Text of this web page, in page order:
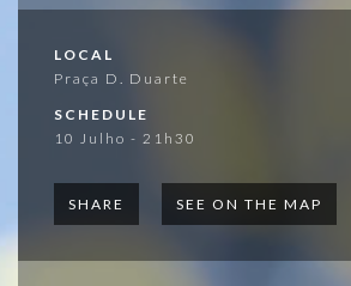
LOCAL
Praça D. Duarte
SCHEDULE
10 Julho - 21h30
SHARE SEE ON THE MAP